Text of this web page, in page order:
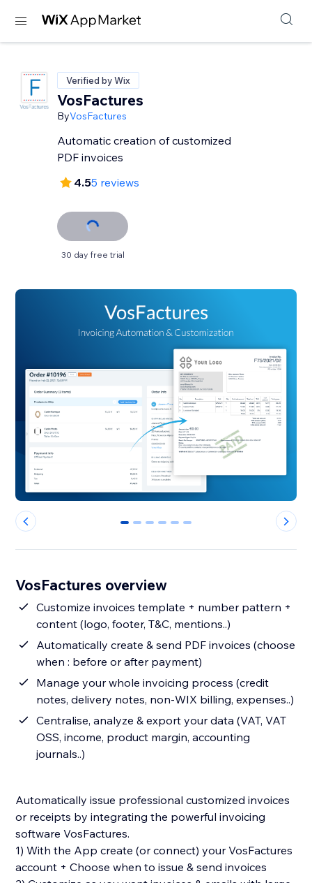
Verified by Wix
VosFactures
ByVosFactures
Automatic creation of customized
PDF invoices
4.55 reviews
30 day free trial
0 1 2 3 4 5
VosFactures overview
Customize invoices template + number pattern +
content (logo, footer, T&C, mentions..)
Automatically create & send PDF invoices (choose
when : before or after payment)
Manage your whole invoicing process (credit
notes, delivery notes, non-WIX billing, expenses..)
Centralise, analyze & export your data (VAT, VAT
OSS, income, product margin, accounting
journals..)
Automatically issue professional customized invoices
or receipts by integrating the powerful invoicing
software VosFactures.
1) With the App create (or connect) your VosFactures
account + Choose when to issue & send invoices